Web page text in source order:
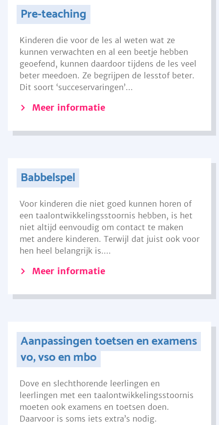
Pre-teaching
Kinderen die voor de les al weten wat ze
kunnen verwachten en al een beetje hebben
geoefend, kunnen daardoor tijdens de les veel
beter meedoen. Ze begrijpen de lesstof beter.
Dit soort ‘succeservaringen’...
Meer informatie
Babbelspel
Voor kinderen die niet goed kunnen horen of
een taalontwikkelingsstoornis hebben, is het
niet altijd eenvoudig om contact te maken
met andere kinderen. Terwijl dat juist ook voor
hen heel belangrijk is....
Meer informatie
Aanpassingen toetsen en examens
vo, vso en mbo
Dove en slechthorende leerlingen en
leerlingen met een taalontwikkelingsstoornis
moeten ook examens en toetsen doen.
Daarvoor is soms iets extra’s nodig.